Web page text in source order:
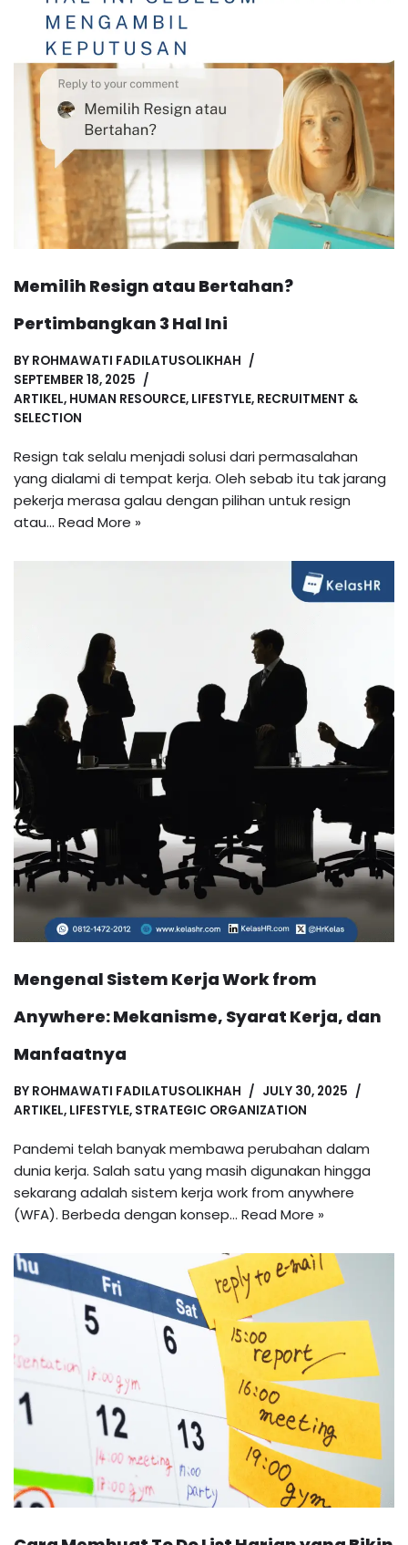
Memilih Resign atau Bertahan?
Pertimbangkan 3 Hal Ini
BY ROHMAWATI FADILATUSOLIKHAH
SEPTEMBER 18, 2025
ARTIKEL, HUMAN RESOURCE, LIFESTYLE, RECRUITMENT &
SELECTION
Resign tak selalu menjadi solusi dari permasalahan
yang dialami di tempat kerja. Oleh sebab itu tak jarang
pekerja merasa galau dengan pilihan untuk resign
atau… Read More »
Mengenal Sistem Kerja Work from
Anywhere: Mekanisme, Syarat Kerja, dan
Manfaatnya
BY ROHMAWATI FADILATUSOLIKHAH
JULY 30, 2025
ARTIKEL, LIFESTYLE, STRATEGIC ORGANIZATION
Pandemi telah banyak membawa perubahan dalam
dunia kerja. Salah satu yang masih digunakan hingga
sekarang adalah sistem kerja work from anywhere
(WFA). Berbeda dengan konsep… Read More »